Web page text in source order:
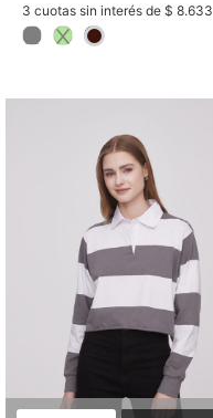
3 cuotas sin interés de $ 8.633